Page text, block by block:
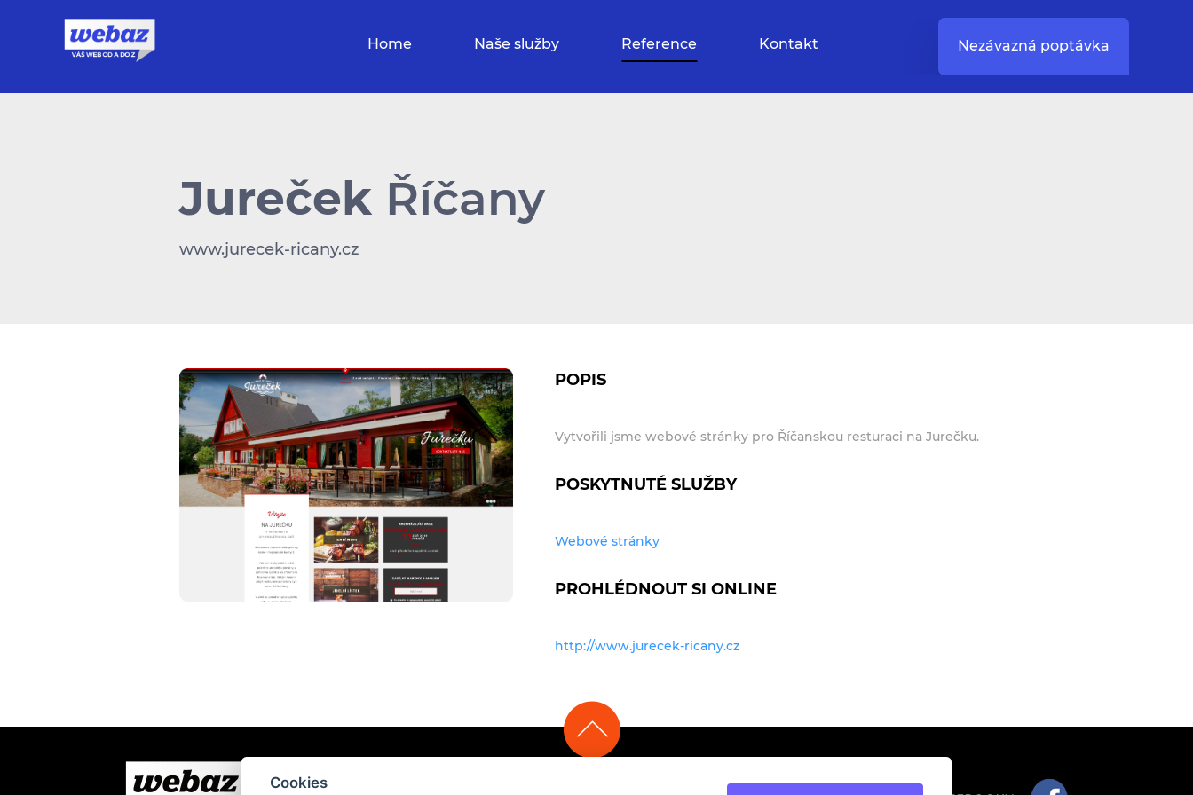
Home Naše služby Reference Kontakt Nezávazná poptávka
Jureček Říčany
www.jurecek-ricany.cz
POPIS
Vytvořili jsme webové stránky pro Říčanskou resturaci na Jurečku.
POSKYTNUTÉ SLUŽBY
Webové stránky
PROHLÉDNOUT SI ONLINE
http://www.jurecek-ricany.cz
Cookies